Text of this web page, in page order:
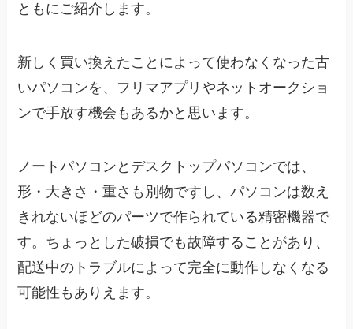
ともにご紹介します。
新しく買い換えたことによって使わなくなった古
いパソコンを、フリマアプリやネットオークショ
ンで手放す機会もあるかと思います。
ノートパソコンとデスクトップパソコンでは、
形・大きさ・重さも別物ですし、パソコンは数え
きれないほどのパーツで作られている精密機器で
す。ちょっとした破損でも故障することがあり、
配送中のトラブルによって完全に動作しなくなる
可能性もありえます。